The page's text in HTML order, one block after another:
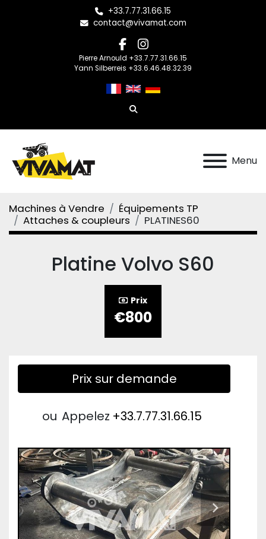
+33.7.77.31.66.15
contact@vivamat.com
facebook
instagram
Pierre Arnould +33.7.77.31.66.15
Yann Silberreis +33.6.46.48.32.39
Rechercher
Menu
Machines à Vendre
Équipements TP
Attaches & coupleurs
PLATINES60
Platine Volvo S60
Prix
€800
Prix sur demande
ou Appelez +33.7.77.31.66.15